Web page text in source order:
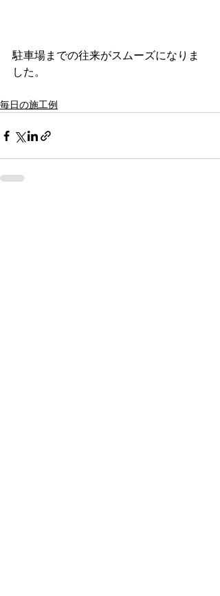
駐車場までの往来がスムーズになりま
した。
毎日の施工例